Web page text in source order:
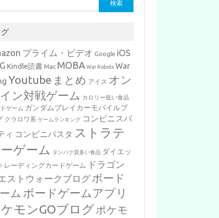
グ
プライム・ビデオ Google iOS
Kindle読書 Mac MOBA War Robots War
Youtube まとめ アイス オン
ン対戦ゲーム カロリー低い食品
ゲーム ガンダムブレイカーモバイルブ
クラロワ系 ゲームランキング コンビニスパ
ィ コンビニパスタ ストラテ
ゲーム
タンパク質多い食品 ダイエッ
トレーディングカードゲーム
ドラゴン
ストウォークブログボード
ム ボードゲームアプリ
モンGOブログポケモ